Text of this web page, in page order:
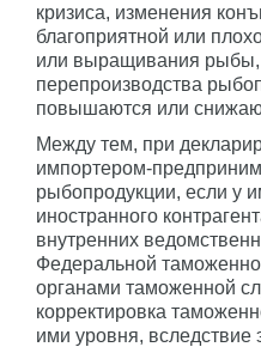
кризиса, изменения
благоприятной или
или выращивания рыбы,
перепроизводства
повышаются или
Между тем, при
импортером-
рыбопродукции, если у
иностранного
внутренних
Федеральной
органами таможенной
корректировка
ими уровня, вследствие